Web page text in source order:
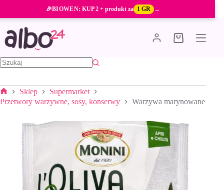
treści
🎉BIOWEN: KUP 2 + produkt za 1 GR →
Koszyk
Strona
Sklep
Supermarket
Przetwory warzywne, sosy, konserwy
Warzywa marynowane